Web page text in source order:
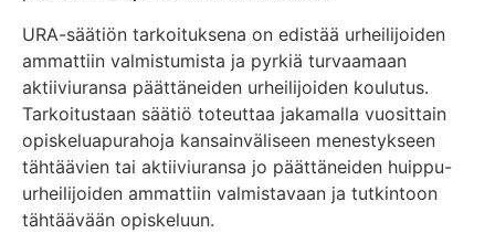
URA-säätiön tarkoituksena on edistää urheilijoiden
ammattiin valmistumista ja pyrkiä turvaamaan
aktiiviuransa päättäneiden urheilijoiden koulutus.
Tarkoitustaan säätiö toteuttaa jakamalla vuosittain
opiskeluapurahoja kansainväliseen menestykseen
tähtäävien tai aktiiviuransa jo päättäneiden huippu-
urheilijoiden ammattiin valmistavaan ja tutkintoon
tähtäävään opiskeluun.